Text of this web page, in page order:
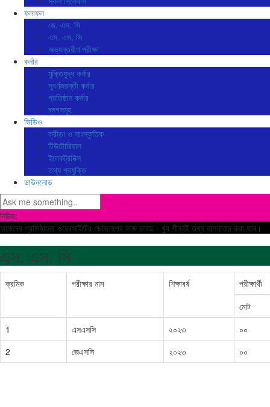
ফলাফল
জে. এস. সি
এস. এস. সি
অভ্যন্তরীণ পরীক্ষা
কর্নার
মুক্তিযুদ্ধ কর্নার
সূবর্ণজয়ন্তী কর্নার
প্রতিষ্ঠান কর্নার
ব্লগসমূহ
ভিডিও
ক্রীড়া ও সাংস্কৃতিক
টিউটোরিয়াল
ইলেকট্রনিক্স
তথ্য প্রযুক্তি
ডাউনলোড
নিউজ:
আমাদের প্রতিষ্ঠানের ওয়েবসাইটের ডেভেলপের কাজ চলছে। খুব শীঘ্রই তথ্য হালনাগাদ করা হবে।
এস. এস. সি
ক্রমিক পরীক্ষার নাম শিক্ষাবর্ষ
পরীক্ষার্থী
মোট
1
এসএসসি ২০২৩
০০
2
জেএসসি ২০২৩ ০০